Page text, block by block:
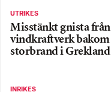
UTRIKES
Misstänkt gnista från
vindkraftverk bakom
storbrand i Grekland
INRIKES